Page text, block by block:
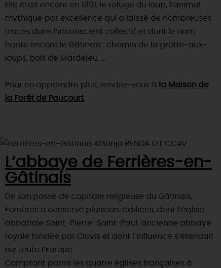
Elle était encore en 1891, le refuge du loup, l’animal
mythique par excellence qui a laissé de nombreuses
traces dans l’inconscient collectif et dont le nom
hante encore le Gâtinais : chemin de la grotte-aux-
loups, bois de Mardeleu, …
Pour en apprendre plus, rendez-vous à
la Maison de
la Forêt de Paucourt
L’abbaye de Ferrières-en-
Gâtinais
De son passé de capitale religieuse du Gâtinais,
Ferrières a conservé plusieurs édifices, dont l’église
abbatiale Saint-Pierre-Saint-Paul, ancienne abbaye
royale fondée par Clovis et dont l’influence s’étendait
sur toute l’Europe.
Comptant parmi les quatre églises françaises à